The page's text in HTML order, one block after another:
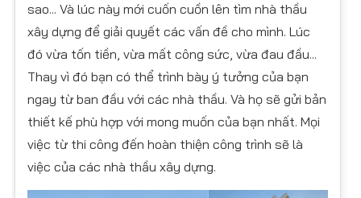
sao... Và lúc này mới cuốn cuồn lên tìm nhà thầu
xây dựng để giải quyết các vấn đề cho mình. Lúc
đó vừa tốn tiền, vừa mất công sức, vừa đau đầu...
Thay vì đó bạn có thể trình bày ý tưởng của bạn
ngay từ ban đầu với các nhà thầu. Và họ sẽ gửi bản
thiết kế phù hợp với mong muốn của bạn nhất. Mọi
việc từ thi công đến hoàn thiện công trình sẽ là
việc của các nhà thầu xây dựng.